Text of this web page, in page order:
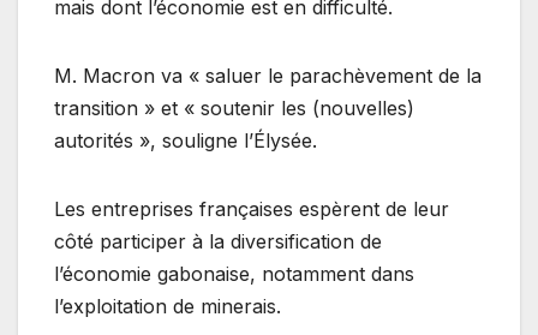
mais dont l’économie est en difficulté.
M. Macron va « saluer le parachèvement de la
transition » et « soutenir les (nouvelles)
autorités », souligne l’Élysée.
Les entreprises françaises espèrent de leur
côté participer à la diversification de
l’économie gabonaise, notamment dans
l’exploitation de minerais.